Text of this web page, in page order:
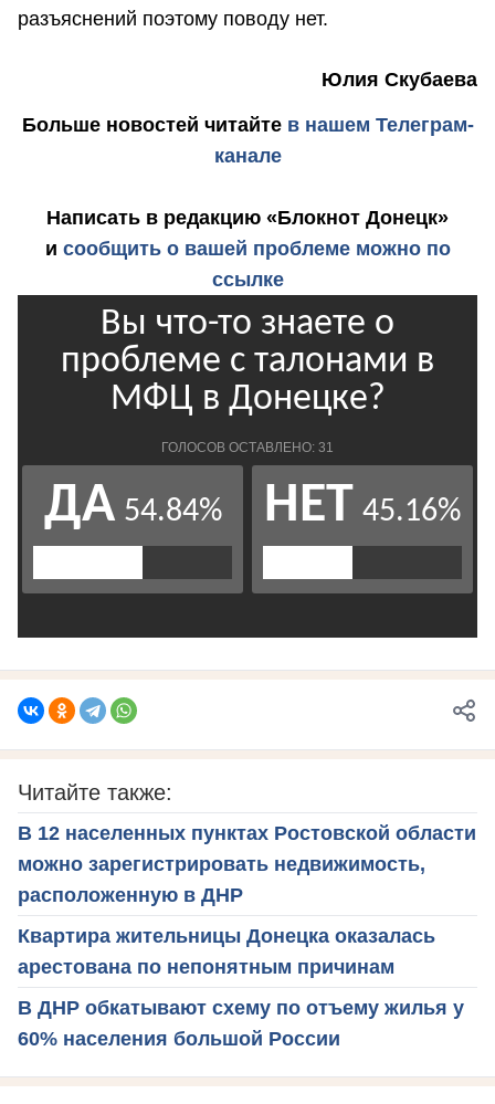
разъяснений поэтому поводу нет.
Юлия Скубаева
Больше новостей читайте в нашем Телеграм-
канале
Написать в редакцию «Блокнот Донецк»
и сообщить о вашей проблеме можно по
ссылке
Читайте также:
В 12 населенных пунктах Ростовской области
можно зарегистрировать недвижимость,
расположенную в ДНР
Квартира жительницы Донецка оказалась
арестована по непонятным причинам
В ДНР обкатывают схему по отъему жилья у
60% населения большой России